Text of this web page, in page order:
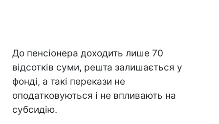
До пенсіонера доходить лише 70
відсотків суми, решта залишається у
фонді, а такі перекази не
оподатковуються і не впливають на
субсидію.